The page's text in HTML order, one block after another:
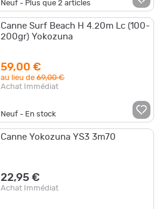
Neuf - Plus que2 articles
Canne Surf Beach H 4.20m Lc (100-
200gr) Yokozuna
59,00 €
au lieu de69,00 €
Achat Immédiat
Neuf - En stock
Canne Yokozuna YS3 3m70
22,95 €
Achat Immédiat